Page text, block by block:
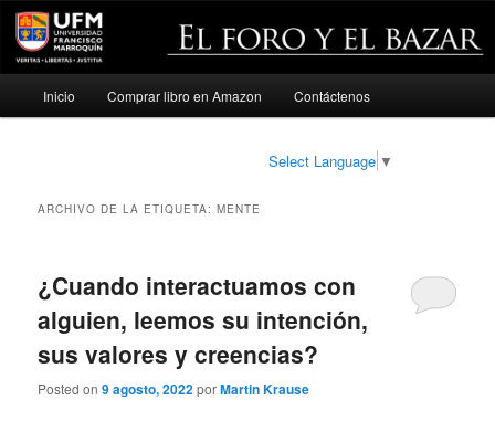
Ir
Ir
Inicio Comprar libro en Amazon Contáctenos
Select Language ▼
ARCHIVO DE LA ETIQUETA:MENTE
¿Cuando interactuamos con
alguien, leemos su intención,
sus valores y creencias?
Posted on9 agosto, 2022porMartin Krause